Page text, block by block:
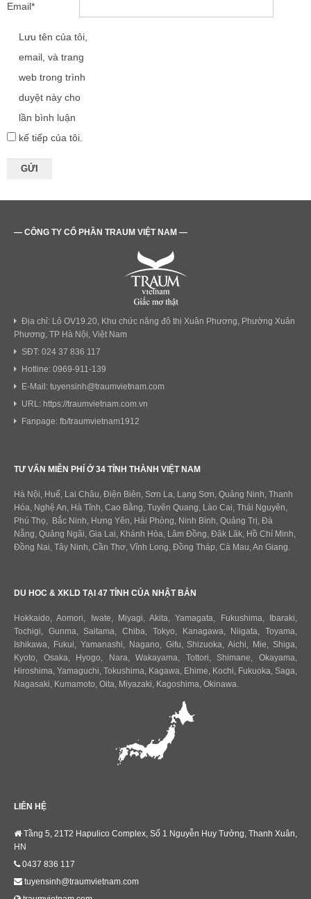
Email*
Lưu tên của tôi,
email, và trang
web trong trình
duyệt này cho
lần bình luận
kế tiếp của tôi.
— CÔNG TY CỔ PHẦN TRAUM VIỆT NAM —
Địa chỉ: Lô OV19.20, Khu chức năng đô thị Xuân Phương, Phường Xuân
Phương, TP Hà Nội, Việt Nam
SĐT: 024 37 836 117
Hotline: 0969-911-139
E-Mail: tuyensinh@traumvietnam.com
URL: https://traumvietnam.com.vn
Fanpage: fb/traumvietnam1912
TƯ VẤN MIỄN PHÍ Ở 34 TỈNH THÀNH VIỆT NAM
Hà Nội, Huế, Lai Châu, Điện Biên, Sơn La, Lạng Sơn, Quảng Ninh, Thanh
Hóa, Nghệ An, Hà Tĩnh, Cao Bằng, Tuyên Quang, Lào Cai, Thái Nguyên,
Phú Thọ, Bắc Ninh, Hưng Yên, Hải Phòng, Ninh Bình, Quảng Trị, Đà
Nẵng, Quảng Ngãi, Gia Lai, Khánh Hòa, Lâm Đồng, Đăk Lăk, Hồ Chí Minh,
Đồng Nai, Tây Ninh, Cần Thơ, Vĩnh Long, Đồng Tháp, Cà Mau, An Giang.
DU HOC & XKLD TẠI 47 TỈNH CỦA NHẬT BẢN
Hokkaido,Aomori, Iwate, Miyagi,Akita,Yamagata, Fukushima, Ibaraki,
Tochigi, Gunma, Saitama,Chiba, Tokyo, Kanagawa, Niigata,Toyama,
Ishikawa, Fukui, Yamanashi, Nagano, Gifu, Shizuoka,Aichi, Mie, Shiga,
Kyoto, Osaka, Hyogo, Nara,Wakayama, Tottori, Shimane,Okayama,
Hiroshima, Yamaguchi, Tokushima, Kagawa, Ehime, Kochi, Fukuoka, Saga,
Nagasaki, Kumamoto, Oita, Miyazaki, Kagoshima, Okinawa.
LIÊN HỆ
Tầng 5, 21T2 Hapulico Complex, Số 1 Nguyễn Huy Tưởng, Thanh Xuân,
HN
0437 836 117
tuyensinh@traumvietnam.com